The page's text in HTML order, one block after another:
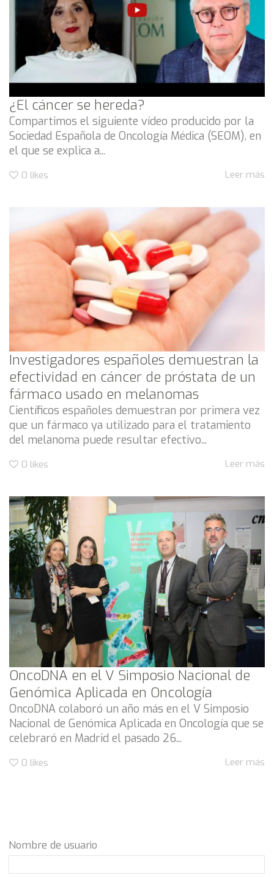
¿El cáncer se hereda?
Compartimos el siguiente vídeo producido por la
Sociedad Española de Oncología Médica (SEOM), en
el que se explica a...
0 likes Leer más
Investigadores españoles demuestran la
efectividad en cáncer de próstata de un
fármaco usado en melanomas
Científicos españoles demuestran por primera vez
que un fármaco ya utilizado para el tratamiento
del melanoma puede resultar efectivo...
0 likes Leer más
OncoDNA en el V Simposio Nacional de
Genómica Aplicada en Oncología
OncoDNA colaboró un año más en el V Simposio
Nacional de Genómica Aplicada en Oncología que se
celebraró en Madrid el pasado 26...
0 likes Leer más
Nombre de usuario